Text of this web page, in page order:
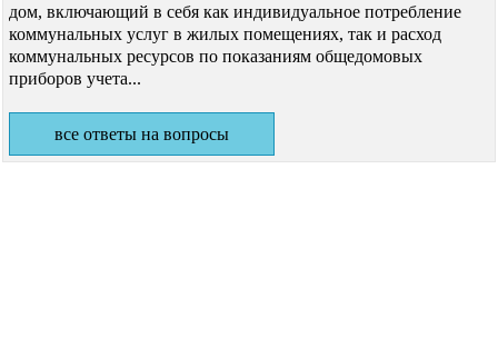
дом, включающий в себя как индивидуальное потребление
коммунальных услуг в жилых помещениях, так и расход
коммунальных ресурсов по показаниям общедомовых
приборов учета...
все ответы на вопросы